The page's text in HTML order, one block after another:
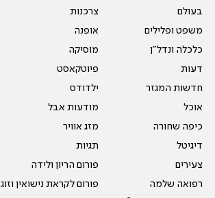
בעולם
משפט ופלילים
כלכלה ונדל"ן
דעות
חדשות המגזר
אוכל
כיפה שחורה
דיגיטל
צעירים
רפואה שלמה
צרכנות
אופנה
מוסיקה
פיוטקאסט
ילדודס
מודעות אבל
מזג אוויר
תגיות
פורום הריון ולידה
פורום לקראת נישואין